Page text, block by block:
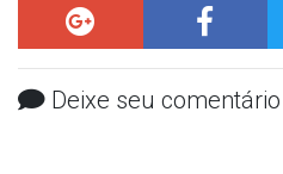
Deixe seu comentário